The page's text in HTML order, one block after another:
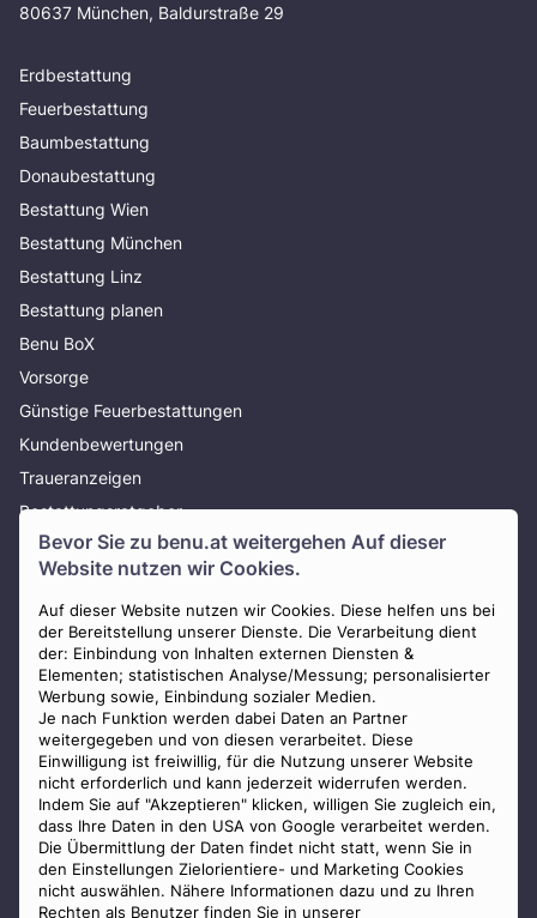
Bevor Sie zu benu.at weitergehen Auf dieser
Website nutzen wir Cookies.
Auf dieser Website nutzen wir Cookies. Diese helfen uns bei
der Bereitstellung unserer Dienste. Die Verarbeitung dient
der: Einbindung von Inhalten externen Diensten &
Elementen; statistischen Analyse/Messung; personalisierter
Werbung sowie, Einbindung sozialer Medien.
Je nach Funktion werden dabei Daten an Partner
weitergegeben und von diesen verarbeitet. Diese
Einwilligung ist freiwillig, für die Nutzung unserer Website
nicht erforderlich und kann jederzeit widerrufen werden.
Indem Sie auf "Akzeptieren" klicken, willigen Sie zugleich ein,
dass Ihre Daten in den USA von Google verarbeitet werden.
Die Übermittlung der Daten findet nicht statt, wenn Sie in
den Einstellungen Zielorientiere- und Marketing Cookies
nicht auswählen. Nähere Informationen dazu und zu Ihren
Rechten als Benutzer finden Sie in unserer
80637 München, Baldurstraße 29
Erdbestattung
Feuerbestattung
Baumbestattung
Donaubestattung
Bestattung Wien
Bestattung München
Bestattung Linz
Bestattung planen
Benu BoX
Vorsorge
Günstige Feuerbestattungen
Kundenbewertungen
Traueranzeigen
Bestattungsratgeber
Über uns
Presse
AGB
Impressum
Datenschutz
Widerrufsbelehrung
Zahlungsmöglichkeiten
Staatlich geprüfter